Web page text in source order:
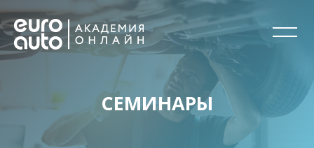
СЕМИНАРЫ